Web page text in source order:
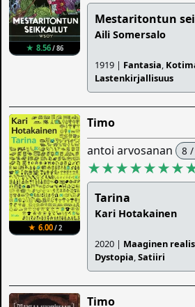
★ 8.56/ 86
Mestaritontun
Aili Somersalo
1919 | Fantasia,
Lastenkirjallisuus
★ 6.00/ 2
Timo
antoi arvosanan 8
Tarina
Kari Hotakainen
2020 | Maaginen
Dystopia,Satiiri
Timo